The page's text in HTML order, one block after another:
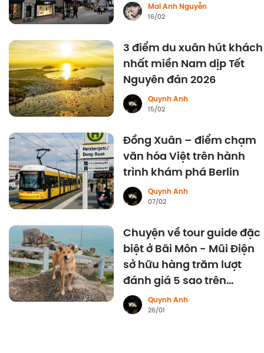
Mai Anh Nguyễn
16/02
3 điểm du xuân hút khách
nhất miền Nam dịp Tết
Nguyên đán 2026
Quynh Anh
15/02
Đồng Xuân – điểm chạm
văn hóa Việt trên hành
trình khám phá Berlin
Quynh Anh
07/02
Chuyện về tour guide đặc
biệt ở Bãi Môn - Mũi Điện
sở hữu hàng trăm lượt
đánh giá 5 sao trên
GoogleQuynh Anh
26/01